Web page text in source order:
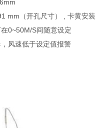
mm（开孔尺寸） , 卡黄安装
0~50M/S间随意设定
风速低于设定值报警